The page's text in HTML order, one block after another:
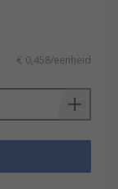
€ 0,458/eenheid